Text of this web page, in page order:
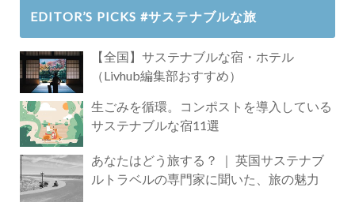
EDITOR’S PICKS #サステナブルな旅
【全国】サステナブルな宿・ホテル
（Livhub編集部おすすめ）
生ごみを循環。コンポストを導入している
サステナブルな宿11選
あなたはどう旅する？ ｜ 英国サステナブ
ルトラベルの専門家に聞いた、旅の魅力